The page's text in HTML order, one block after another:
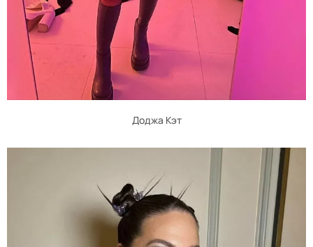
Доджа Кэт